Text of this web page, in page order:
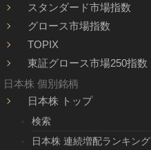
スタンダード市場指数
グロース市場指数
TOPIX
東証グロース市場250指数
日本株 個別銘柄
日本株 トップ
検索
日本株 連続増配ランキング